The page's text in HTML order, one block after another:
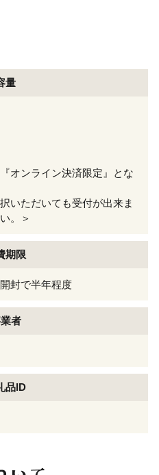
量
オンライン決済限定』とな
いただいても受付が出来ま
。＞
期限
封で半年程度
者
品ID